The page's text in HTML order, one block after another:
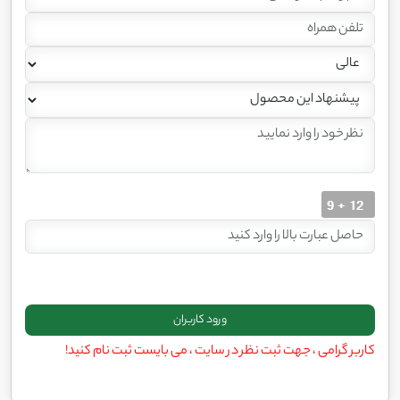
کاربر گرامی ، جهت ثبت نظر در سایت ، می بایست ثبت نام کنید!